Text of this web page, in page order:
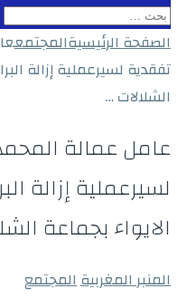
البحث
عن:
الصفحة الرئيسيةالمجتمع
تفقدية لسيرعملية إزالة
الشلالات …
عامل عمالة
لسيرعملية إزالة
الايواء بجماعة
المنبر المغربيةالمجتمع